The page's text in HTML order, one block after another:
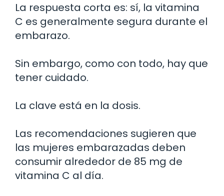
La respuesta corta es: sí, la vitamina
C es generalmente segura durante el
embarazo.
Sin embargo, como con todo, hay que
tener cuidado.
La clave está en la dosis.
Las recomendaciones sugieren que
las mujeres embarazadas deben
consumir alrededor de 85 mg de
vitamina C al día.